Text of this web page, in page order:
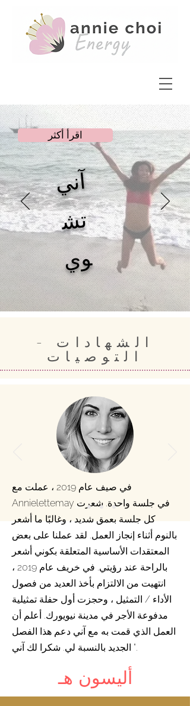
اقرأ أكثر
آني
تش
وي
الشهادات -
التوصيات
في صيف عام 2019 ، عملت مع
Annielettemay في جلسة واحدة. شعرت
كل جلسة بعمق شديد ، وغالبًا ما أشعر
بالنوم أثناء إنجاز العمل. لقد عملنا على بعض
المعتقدات الأساسية المتعلقة بكوني أشعر
بالراحة عند رؤيتي. في خريف عام 2019 ،
انتهيت من الالتزام بأخذ العديد من فصول
الأداء / التمثيل ، وحجزت أول حفلة تمثيلية
مدفوعة الأجر في مدينة نيويورك. أعلم أن
العمل الذي قمت به مع آني دعم هذا الفصل
الجديد بالنسبة لي. شكرا لك آني ".
أليسون هـ